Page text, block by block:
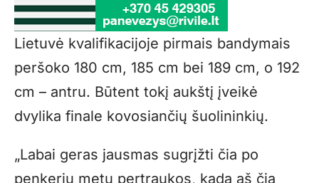
Lietuvė kvalifikacijoje pirmais bandymais
peršoko 180 cm, 185 cm bei 189 cm, o 192
cm – antru. Būtent tokį aukštį įveikė
dvylika finale kovosiančių šuolininkių.
„Labai geras jausmas sugrįžti čia po
penkerių metų pertraukos, kada aš čia